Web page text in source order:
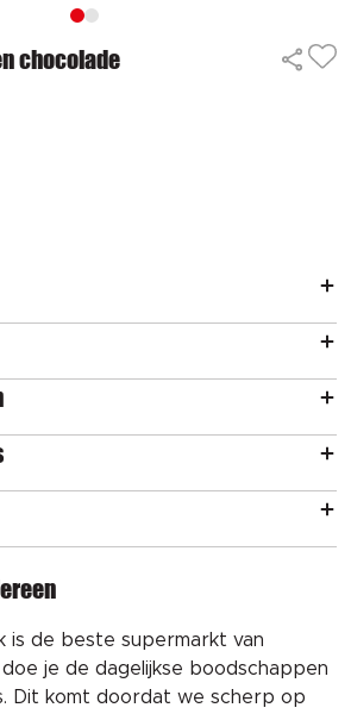
chocolade
is de beste supermarkt van
doe je de dagelijkse boodschappen
Dit komt doordat we scherp op